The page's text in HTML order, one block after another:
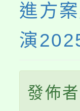
進方
演
發佈